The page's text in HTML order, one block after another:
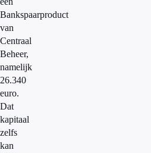
Bankspaarproduct
van
Centraal
Beheer,
namelijk
26.340
euro.
Dat
kapitaal
zelfs
kan